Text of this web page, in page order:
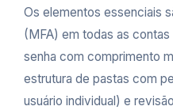
Os elementos essenciais
(MFA) em todas as
senha com comprimento
estrutura de pastas com
usuário individual) e